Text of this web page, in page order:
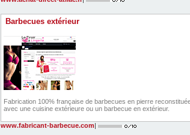
Barbecues extérieur
Fabrication 100% française de barbecues en pierre
avec une cuisine extérieure ou un barbecue en extérieur.
www.fabricant-barbecue.com